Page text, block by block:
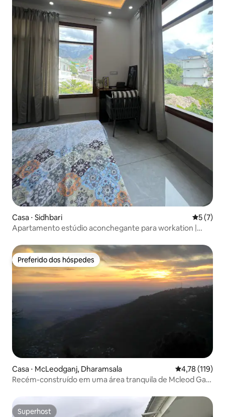
Casa ⋅ Sidhbari 5 de
5 (7)
Apartamento estúdio aconchegante para workation |
Preferido dos hóspedes
Preferido dos hóspedes
Casa ⋅ McLeodganj, Dharamsala 4,78 de uma
4,78 (119)
Recém-construído em uma área tranquila de Mcleod Ganj
Superhost